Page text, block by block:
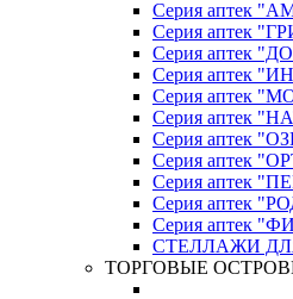
Серия аптек
Серия аптек
Серия аптек
Серия аптек
Серия аптек
Серия аптек
Серия аптек
Серия аптек
Серия аптек
Серия аптек
Серия аптек
СТЕЛЛАЖИ
ТОРГОВЫЕ